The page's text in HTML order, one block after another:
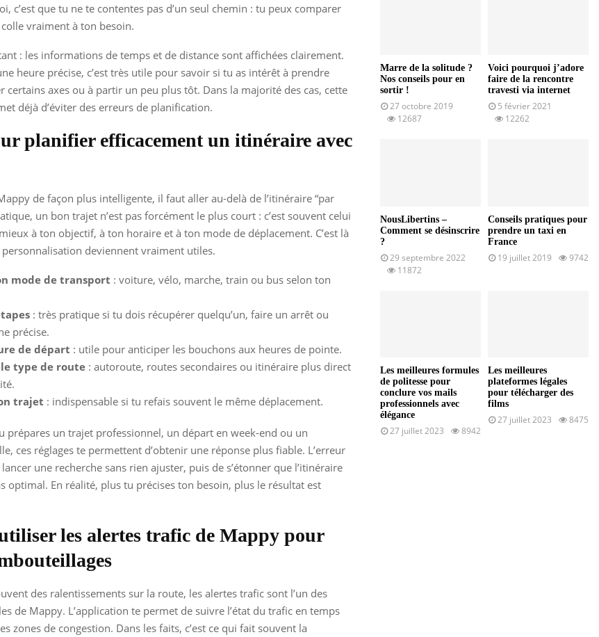
c’est que tu ne te contentes pas d’un seul chemin : tu peux comparer
vraiment à ton besoin.
: les informations de temps et de distance sont affichées clairement.
heure précise, c’est très utile pour savoir si tu as intérêt à prendre
certains axes ou à partir un peu plus tôt. Dans la majorité des cas, cette
déjà d’éviter des erreurs de planification.
planifier efficacement un itinéraire avec
de façon plus intelligente, il faut aller au-delà de l’itinéraire “par
un bon trajet n’est pas forcément le plus court : c’est souvent celui
à ton objectif, à ton horaire et à ton mode de déplacement. C’est là
deviennent vraiment utiles.
mode de transport : voiture, vélo, marche, train ou bus selon ton
: très pratique si tu dois récupérer quelqu’un, faire un arrêt ou
précise.
de départ : utile pour anticiper les bouchons aux heures de pointe.
type de route : autoroute, routes secondaires ou itinéraire plus direct
trajet : indispensable si tu refais souvent le même déplacement.
prépares un trajet professionnel, un départ en week-end ou un
ces réglages te permettent d’obtenir une réponse plus fiable. L’erreur
une recherche sans rien ajuster, puis de s’étonner que l’itinéraire
optimal. En réalité, plus tu précises ton besoin, plus le résultat est
les alertes trafic de Mappy pour
des ralentissements sur la route, les alertes trafic sont l’un des
de Mappy. L’application te permet de suivre l’état du trafic en temps
zones de congestion. Dans les faits, c’est ce qui fait souvent la
Marre de la solitude ?
Nos conseils pour en
sortir !
27 octobre 2019
12687
Voici pourquoi j’adore
faire de la rencontre
travesti via internet
5 février 2021
12262
NousLibertins –
Comment se désinscrire
?
29 septembre 2022
11872
Conseils pratiques pour
prendre un taxi en
France
19 juillet 2019 9742
Les meilleures formules
de politesse pour
conclure vos mails
professionnels avec
élégance
27 juillet 2023 8942
Les meilleures
plateformes légales
pour télécharger des
films
27 juillet 2023 8475